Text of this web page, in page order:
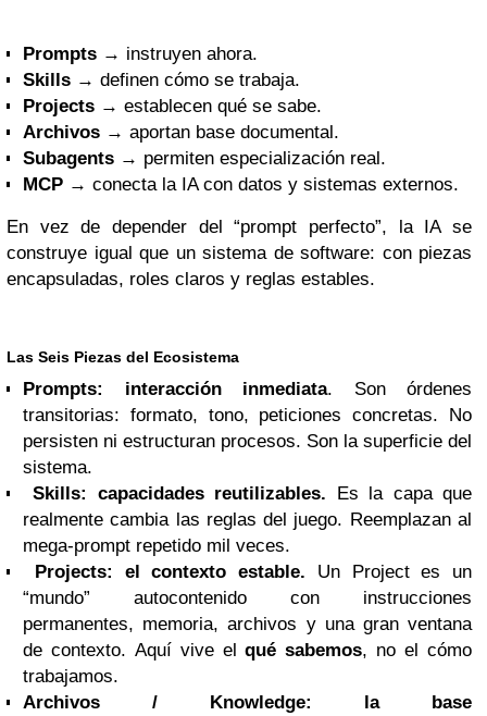
Prompts → instruyen ahora.
Skills → definen cómo se trabaja.
Projects → establecen qué se sabe.
Archivos → aportan base documental.
Subagents → permiten especialización real.
MCP → conecta la IA con datos y sistemas externos.
En vez de depender del “prompt perfecto”, la IA se
construye igual que un sistema de software: con piezas
encapsuladas, roles claros y reglas estables.
Las Seis Piezas del Ecosistema
Prompts: interacción inmediata. Son órdenes
transitorias: formato, tono, peticiones concretas. No
persisten ni estructuran procesos. Son la superficie del
sistema.
Skills: capacidades reutilizables. Es la capa que
realmente cambia las reglas del juego. Reemplazan al
mega-prompt repetido mil veces.
Projects: el contexto estable. Un Project es un
“mundo” autocontenido con instrucciones
permanentes, memoria, archivos y una gran ventana
de contexto. Aquí vive elqué sabemos, no el cómo
trabajamos.
Archivos / Knowledge: la base